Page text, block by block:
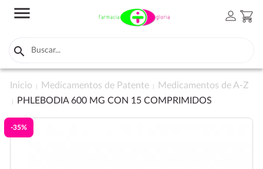
menu person shopping_cart

Inicio Medicamentos de Patente
Medicamentos de A-Z
PHLEBODIA 600 MG CON 15 COMPRIMIDOS
-35%